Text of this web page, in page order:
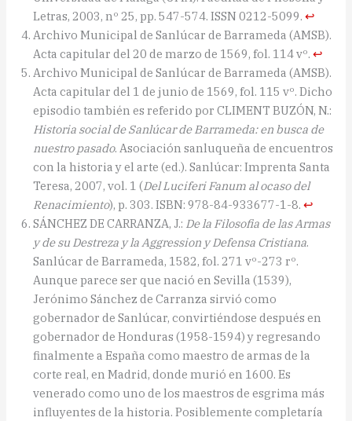
Letras, 2003, nº 25, pp. 547-574. ISSN 0212-5099.↩︎
Archivo Municipal de Sanlúcar de Barrameda (AMSB).
Acta capitular del 20 de marzo de 1569, fol. 114 vº. ↩︎
Archivo Municipal de Sanlúcar de Barrameda (AMSB).
Acta capitular del 1 de junio de 1569, fol. 115 vº. Dicho
episodio también es referido por CLIMENT BUZÓN, N.:
Historia social de Sanlúcar de Barrameda: en busca de
nuestro pasado. Asociación sanluqueña de encuentros
con la historia y el arte (ed.). Sanlúcar: Imprenta Santa
Teresa, 2007, vol. 1 (Del Luciferi Fanum al ocaso del
Renacimiento), p. 303. ISBN: 978-84-933677-1-8.↩︎
SÁNCHEZ DE CARRANZA, J.: De la Filosofia de las Armas
y de su Destreza y la Aggression y Defensa Cristiana.
Sanlúcar de Barrameda, 1582, fol. 271 vº-273 rº.
Aunque parece ser que nació en Sevilla (1539),
Jerónimo Sánchez de Carranza sirvió como
gobernador de Sanlúcar, convirtiéndose después en
gobernador de Honduras (1958-1594) y regresando
finalmente a España como maestro de armas de la
corte real, en Madrid, donde murió en 1600. Es
venerado como uno de los maestros de esgrima más
influyentes de la historia. Posiblemente completaría